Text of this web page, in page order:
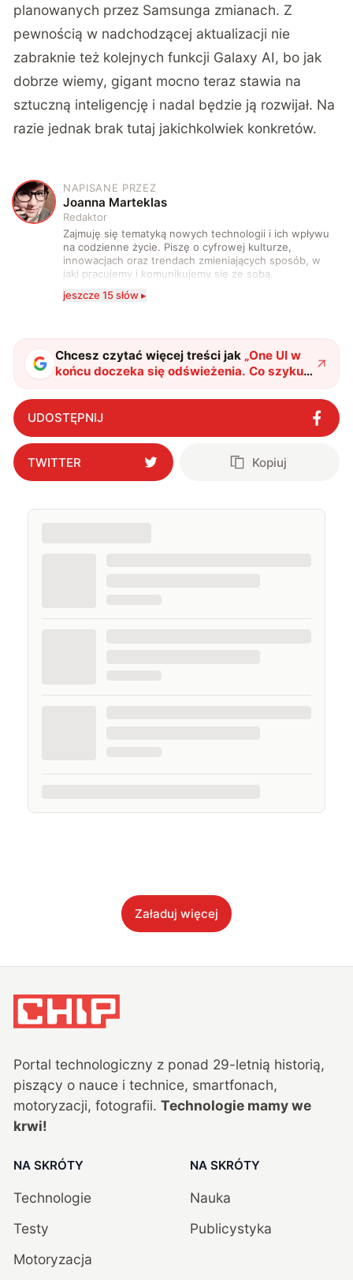
planowanych przez Samsunga zmianach. Z
pewnością w nadchodzącej aktualizacji nie
zabraknie też kolejnych funkcji Galaxy AI, bo jak
dobrze wiemy, gigant mocno teraz stawia na
sztuczną inteligencję i nadal będzie ją rozwijał. Na
razie jednak brak tutaj jakichkolwiek konkretów.
J
NAPISANE PRZEZ
Joanna Marteklas
Redaktor
Zajmuję się tematyką nowych technologii i ich wpływu
na codzienne życie. Piszę o cyfrowej kulturze,
innowacjach oraz trendach zmieniających sposób, w
jaki pracujemy i komunikujemy się ze sobą.
technologii a współczesną popkulturą. W wolnych
jeszcze 15 słów ▸
Chcesz czytać więcej treści jak „One UI w
końcu doczeka się odświeżenia. Co szykuje
Samsung?"?
UDOSTĘPNIJ
TWITTER Kopiuj
Załaduj więcej
Portal technologiczny z ponad 29-letnią historią,
piszący o nauce i technice, smartfonach,
motoryzacji, fotografii. Technologie mamy we
krwi!
NA SKRÓTY
Technologie
Testy
Motoryzacja
NA SKRÓTY
Nauka
Publicystyka